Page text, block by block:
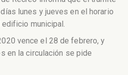
lunes y jueves en el horario
municipal.
vence el 28 de febrero, y
en la circulación se pide